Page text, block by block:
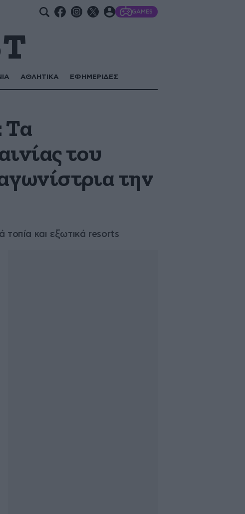
GAMES
ΑΘΛΗΤΙΚΑ ΕΦΗΜΕΡΙΔΕΣ
Τα
του
την
και εξωτικά resorts